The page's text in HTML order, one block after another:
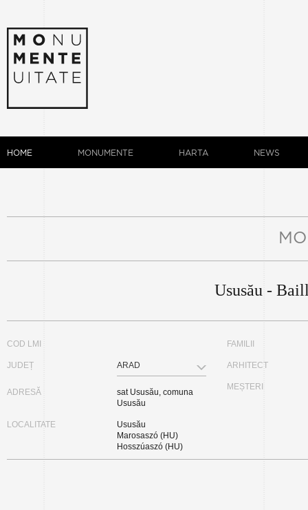
HOME MONUMENTE HARTA NEWS
Ususău -
COD LMI
JUDEȚ ARAD
ADRESĂ
sat Ususău, comuna
Ususău
LOCALITATE
Ususău
Marosaszó (HU)
Hosszúaszó (HU)
FAMILII
ARHITECT
MEȘTERI